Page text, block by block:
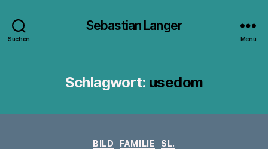
Suchen
Sebastian Langer
Menü
Schlagwort: usedom
Kategorien
BILD FAMILIE SL.